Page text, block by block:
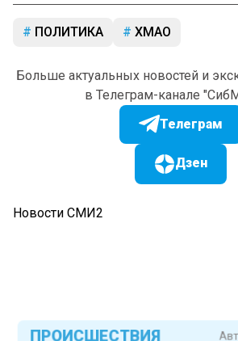
ПОЛИТИКА ХМАО
Больше актуальных новостей и
в Телеграм-канале
Телеграм
Дзен
Новости СМИ2
ПРОИСШЕСТВИЯ